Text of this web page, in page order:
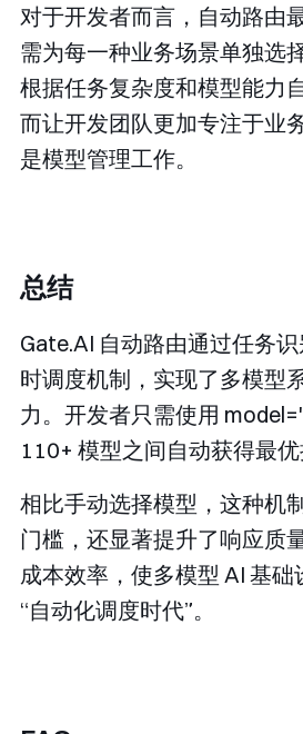
对于开发者而言，自动路由
需为每一种业务场景单独选
根据任务复杂度和模型能力
而让开发团队更加专注于业
是模型管理工作。
总结
Gate.AI 自动路由通过任务
时调度机制，实现了多模型
力。开发者只需使用
110+ 模型之间自动获得最优
相比手动选择模型，这种机
门槛，还显著提升了响应质
成本效率，使多模型 AI 基
“自动化调度时代”。